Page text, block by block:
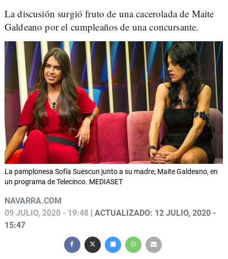
La discusión surgió fruto de una cacerolada de Maite
Galdeano por el cumpleaños de una concursante.
La pamplonesa Sofía Suescun junto a su madre, Maite Galdeano, en
un programa de Telecinco. MEDIASET
NAVARRA.COM
09 JULIO, 2020 - 19:48 | ACTUALIZADO: 12 JULIO, 2020 -
15:47